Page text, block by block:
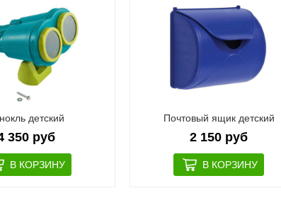
детский
350 руб
Почтовый ящик детский
2 150 руб